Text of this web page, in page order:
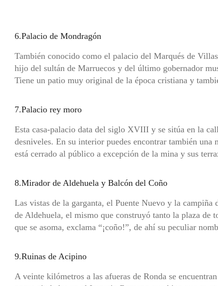
6.Palacio de Mondragón
También conocido como el palacio del Marqués de
hijo del sultán de Marruecos y del último gobernador
Tiene un patio muy original de la época cristiana y
7.Palacio rey moro
Esta casa-palacio data del siglo XVIII y se sitúa en la
desniveles. En su interior puedes encontrar también
está cerrado al público a excepción de la mina y sus
8.Mirador de Aldehuela y Balcón del Coño
Las vistas de la garganta, el Puente Nuevo y la
de Aldehuela, el mismo que construyó tanto la plaza de
que se asoma, exclama “¡coño!”, de ahí su peculiar
9.Ruinas de Acipino
A veinte kilómetros a las afueras de Ronda se